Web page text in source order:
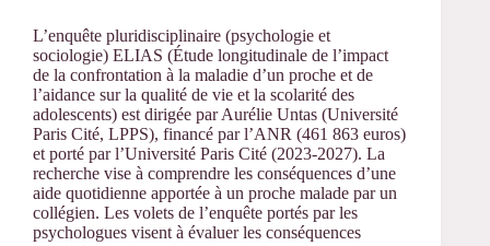
L’enquête pluridisciplinaire (psychologie et
sociologie) ELIAS (Étude longitudinale de l’impact
de la confrontation à la maladie d’un proche et de
l’aidance sur la qualité de vie et la scolarité des
adolescents) est dirigée par Aurélie Untas (Université
Paris Cité, LPPS), financé par l’ANR (461 863 euros)
et porté par l’Université Paris Cité (2023-2027). La
recherche vise à comprendre les conséquences d’une
aide quotidienne apportée à un proche malade par un
collégien. Les volets de l’enquête portés par les
psychologues visent à évaluer les conséquences